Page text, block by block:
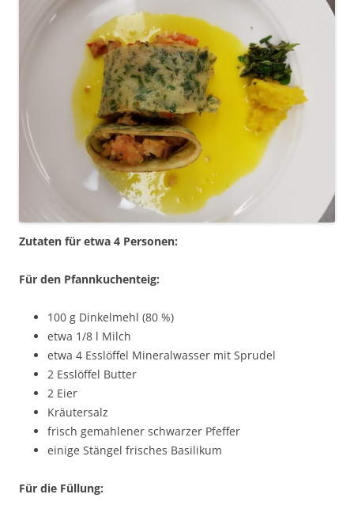
Zutaten für etwa 4 Personen:
Für den Pfannkuchenteig:
100 g Dinkelmehl (80 %)
etwa 1/8 l Milch
etwa 4 Esslöffel Mineralwasser mit Sprudel
2 Esslöffel Butter
2 Eier
Kräutersalz
frisch gemahlener schwarzer Pfeffer
einige Stängel frisches Basilikum
Für die Füllung: